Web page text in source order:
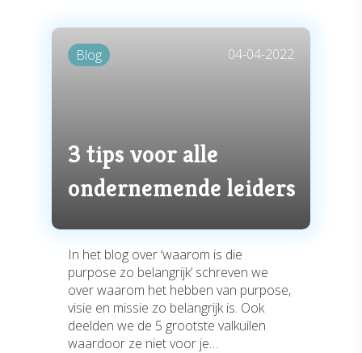
Blog 04-04-2022
3 tips voor alle
ondernemende leiders
In het blog over ‘waarom is die
purpose zo belangrijk’ schreven we
over waarom het hebben van purpose,
visie en missie zo belangrijk is. Ook
deelden we de 5 grootste valkuilen
waardoor ze niet voor je…